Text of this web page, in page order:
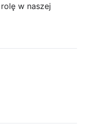
w naszej